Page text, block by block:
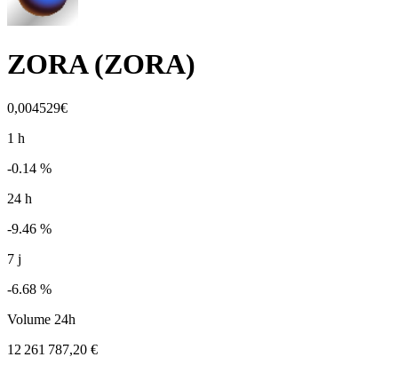
ZORA(ZORA)
0,004529€
1 h
-0.14 %
24 h
-9.46 %
7 j
-6.68 %
Volume 24h
12 261 787,20 €